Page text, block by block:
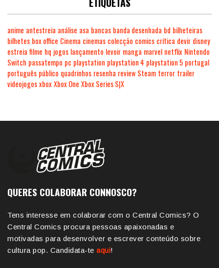
anime antestreia análise asa bancas banda desenhada bd bilheteiras
bilhetes box office Cinema cinemas colecção comics crítica devir disney
estreia filme hq jogos lançamento levoir manga marvel netflix Nintendo
Switch passatempo pc playstation playstation 4 playstation 5 portugal
português público quadrinhos resenha review Steam terror trailer
videojogosxboxXbox One Xbox Series S|X
QUERES COLABORAR CONNOSCO?
Tens interesse em colaborar com o Central Comics? O
Central Comics procura pessoas apaixonadas e
motivadas para desenvolver e escrever conteúdo sobre
cultura pop. Candidata-te aqui!